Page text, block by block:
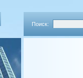
Поиск: